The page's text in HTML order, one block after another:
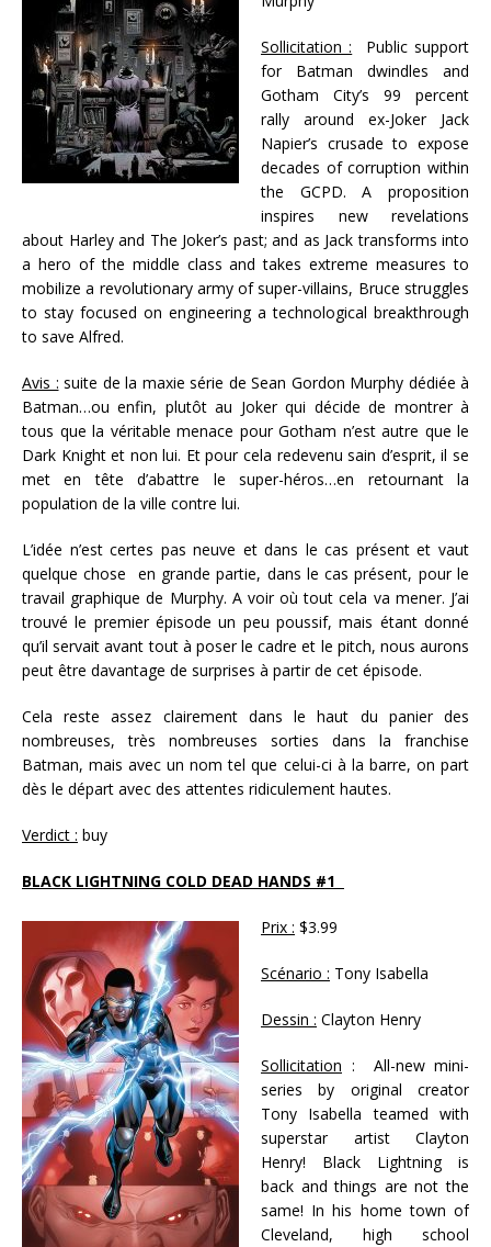
Sollicitation : Public support
for Batman dwindles and
Gotham City’s 99 percent
rally around ex-Joker Jack
Napier’s crusade to expose
decades of corruption within
the GCPD. A proposition
inspires new revelations
about Harley and The Joker’s past; and as Jack transforms into
a hero of the middle class and takes extreme measures to
mobilize a revolutionary army of super-villains, Bruce struggles
to stay focused on engineering a technological breakthrough
to save Alfred.
Avis : suite de la maxie série de Sean Gordon Murphy dédiée à
Batman…ou enfin, plutôt au Joker qui décide de montrer à
tous que la véritable menace pour Gotham n’est autre que le
Dark Knight et non lui. Et pour cela redevenu sain d’esprit, il se
met en tête d’abattre le super-héros…en retournant la
population de la ville contre lui.
L’idée n’est certes pas neuve et dans le cas présent et vaut
quelque chose en grande partie, dans le cas présent, pour le
travail graphique de Murphy. A voir où tout cela va mener. J’ai
trouvé le premier épisode un peu poussif, mais étant donné
qu’il servait avant tout à poser le cadre et le pitch, nous aurons
peut être davantage de surprises à partir de cet épisode.
Cela reste assez clairement dans le haut du panier des
nombreuses, très nombreuses sorties dans la franchise
Batman, mais avec un nom tel que celui-ci à la barre, on part
dès le départ avec des attentes ridiculement hautes.
Verdict : buy
BLACK LIGHTNING COLD DEAD HANDS #1
Prix : $3.99
Scénario : Tony Isabella
Dessin : Clayton Henry
Sollicitation : All-new mini-
series by original creator
Tony Isabella teamed with
superstar artist Clayton
Henry! Black Lightning is
back and things are not the
same! In his home town of
Cleveland, high school